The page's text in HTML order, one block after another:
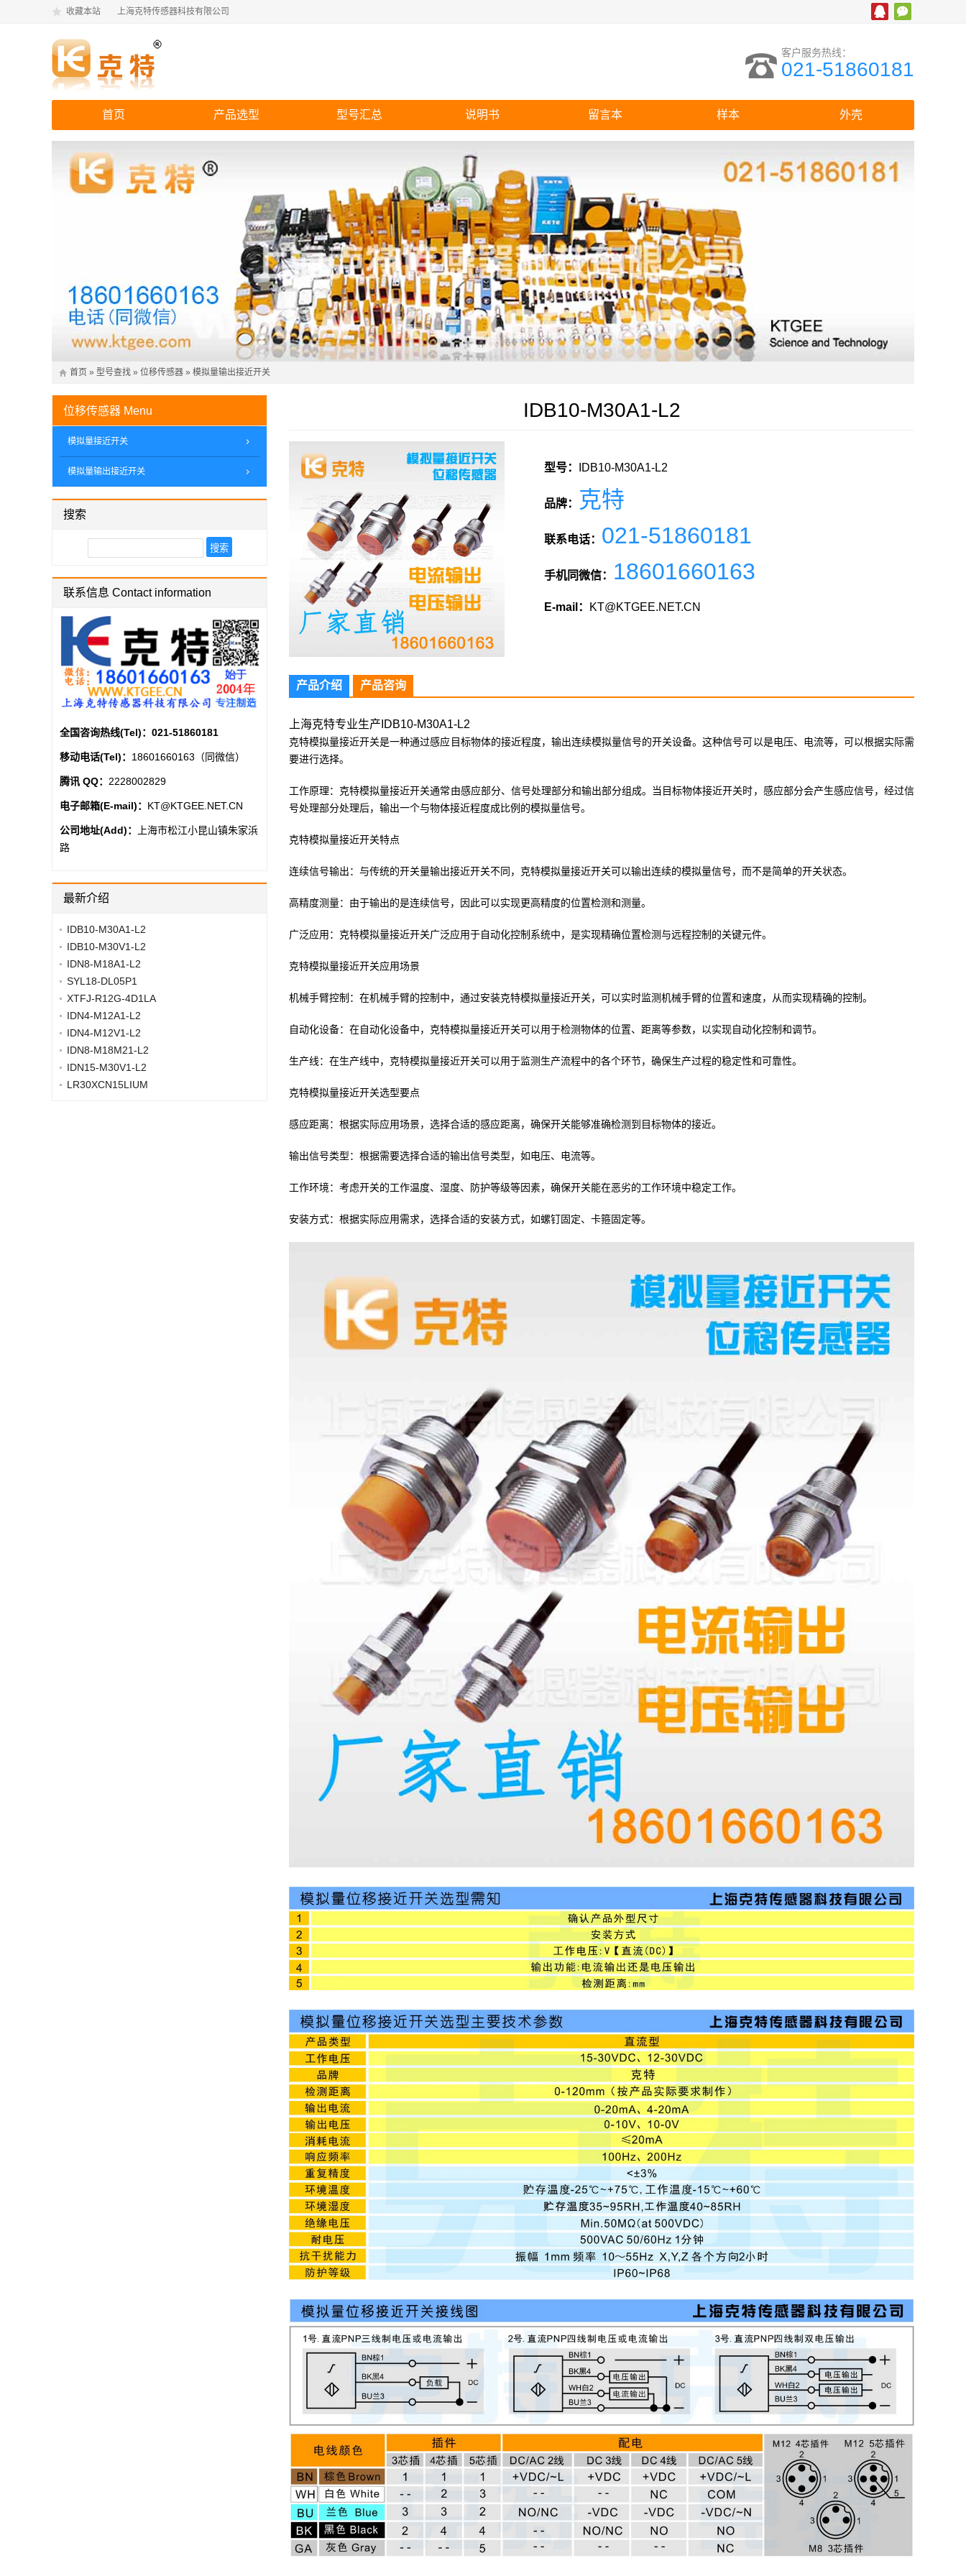
收藏本站 上海克特传感器科技有限公司
客户服务热线：
021-51860181
首页 产品选型 型号汇总 说明书 留言本 样本 外壳
首页 » 型号查找 » 位移传感器 » 模拟量输出接近开关
IDB10-M30A1-L2
型号： IDB10-M30A1-L2
品牌： 克特
联系电话： 021-51860181
手机同微信： 18601660163
E-mail： KT@KTGEE.NET.CN
产品介绍 产品咨询
上海克特专业生产IDB10-M30A1-L2
克特模拟量接近开关是一种通过感应目标物体的接近程度，输出连续模拟量信号的开关设备。这种信号可以是电压、电流等，可以根据实际需
要进行选择。
工作原理：克特模拟量接近开关通常由感应部分、信号处理部分和输出部分组成。当目标物体接近开关时，感应部分会产生感应信号，经过信
号处理部分处理后，输出一个与物体接近程度成比例的模拟量信号。
克特模拟量接近开关特点
连续信号输出：与传统的开关量输出接近开关不同，克特模拟量接近开关可以输出连续的模拟量信号，而不是简单的开关状态。
高精度测量：由于输出的是连续信号，因此可以实现更高精度的位置检测和测量。
广泛应用：克特模拟量接近开关广泛应用于自动化控制系统中，是实现精确位置检测与远程控制的关键元件。
克特模拟量接近开关应用场景
机械手臂控制：在机械手臂的控制中，通过安装克特模拟量接近开关，可以实时监测机械手臂的位置和速度，从而实现精确的控制。
自动化设备：在自动化设备中，克特模拟量接近开关可以用于检测物体的位置、距离等参数，以实现自动化控制和调节。
生产线：在生产线中，克特模拟量接近开关可以用于监测生产流程中的各个环节，确保生产过程的稳定性和可靠性。
克特模拟量接近开关选型要点
感应距离：根据实际应用场景，选择合适的感应距离，确保开关能够准确检测到目标物体的接近。
输出信号类型：根据需要选择合适的输出信号类型，如电压、电流等。
工作环境：考虑开关的工作温度、湿度、防护等级等因素，确保开关能在恶劣的工作环境中稳定工作。
安装方式：根据实际应用需求，选择合适的安装方式，如螺钉固定、卡箍固定等。
位移传感器 Menu
模拟量接近开关
模拟量输出接近开关
搜索
联系信息 Contact information
全国咨询热线(Tel)： 021-51860181
移动电话(Tel)： 18601660163（同微信）
腾讯 QQ： 2228002829
电子邮箱(E-mail)： KT@KTGEE.NET.CN
公司地址(Add)：
上海市松江小昆山镇朱家浜
路
最新介绍
IDB10-M30A1-L2
IDB10-M30V1-L2
IDN8-M18A1-L2
SYL18-DL05P1
XTFJ-R12G-4D1LA
IDN4-M12A1-L2
IDN4-M12V1-L2
IDN8-M18M21-L2
IDN15-M30V1-L2
LR30XCN15LIUM